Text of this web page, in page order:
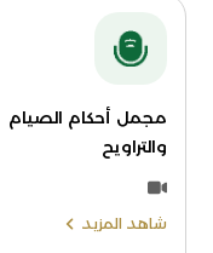
مجمل أحكام الصيام
والتراويح
شاهد المزيد